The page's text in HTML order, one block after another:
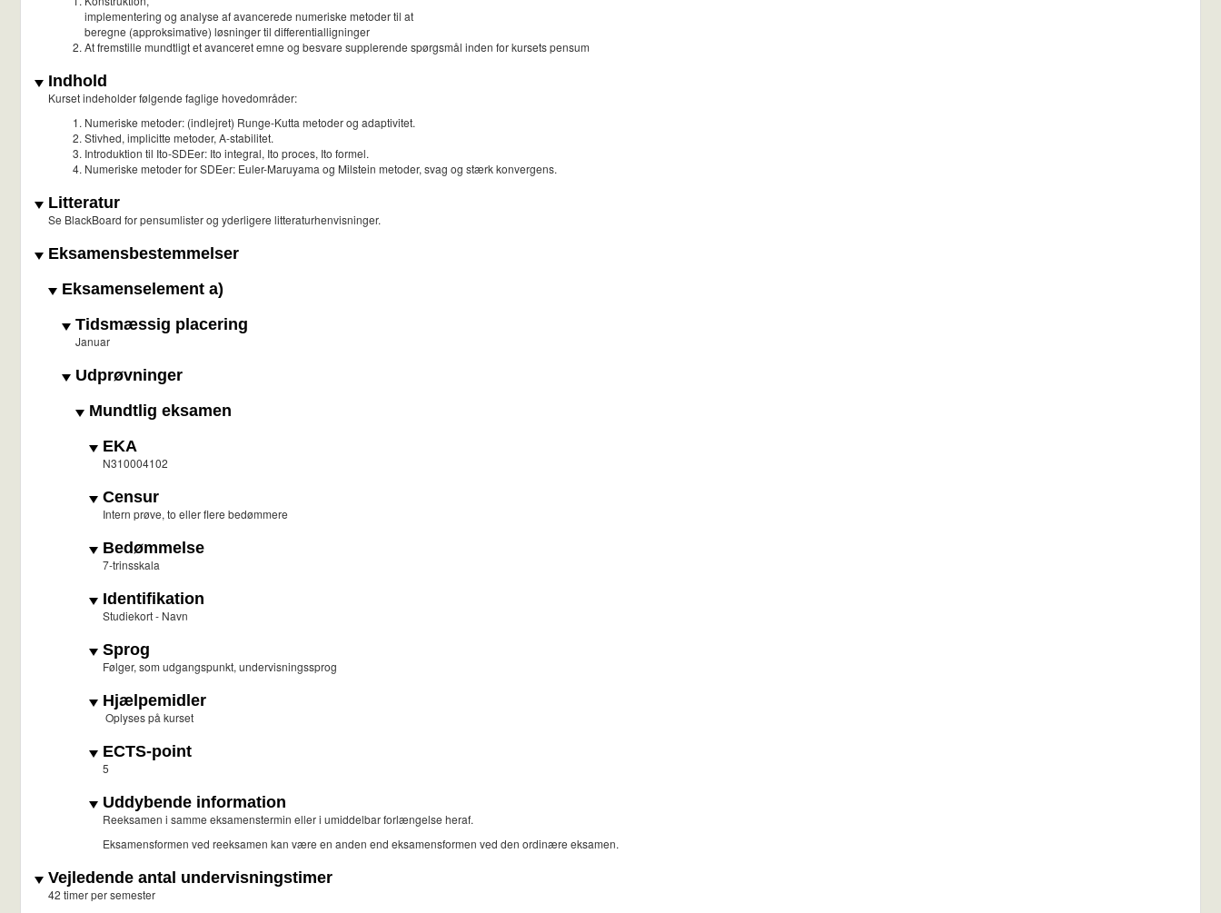
implementering og analyse af avancerede numeriske metoder til at
beregne (approksimative) løsninger til differentialligninger
At fremstille mundtligt et avanceret emne og besvare supplerende spørgsmål inden for kursets pensum
Indhold
Kurset indeholder følgende faglige hovedområder:
Numeriske metoder: (indlejret) Runge-Kutta metoder og adaptivitet.
Stivhed, implicitte metoder, A-stabilitet.
Introduktion til Ito-SDEer: Ito integral, Ito proces, Ito formel.
Numeriske metoder for SDEer: Euler-Maruyama og Milstein metoder, svag og stærk konvergens.
Litteratur
Se BlackBoard for pensumlister og yderligere litteraturhenvisninger.
Eksamensbestemmelser
Eksamenselement a)
Tidsmæssig placering
Januar
Udprøvninger
Mundtlig eksamen
EKA
N310004102
Censur
Intern prøve, to eller flere bedømmere
Bedømmelse
7-trinsskala
Identifikation
Studiekort - Navn
Sprog
Følger, som udgangspunkt, undervisningssprog
Hjælpemidler
Oplyses på kurset
ECTS-point
5
Uddybende information
Reeksamen i samme eksamenstermin eller i umiddelbar forlængelse heraf.
Eksamensformen ved reeksamen kan være en anden end eksamensformen ved den ordinære eksamen.
Vejledende antal undervisningstimer
42 timer per semester